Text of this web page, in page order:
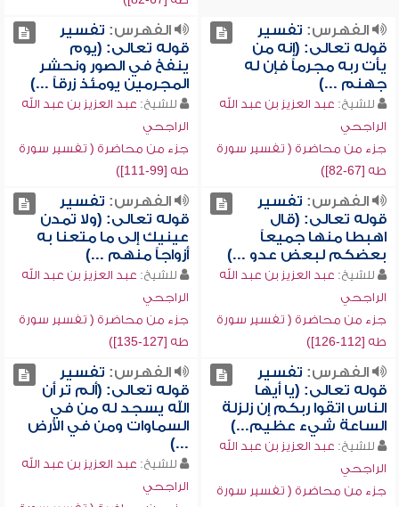
الفهرس: تفسير
قوله تعالى: (إنه من
يأت ربه مجرماً فإن له
جهنم ...)
للشيخ: عبد العزيز بن عبد الله
الراجحي
جزء من محاضرة ( تفسير سورة
طه [67-82])
الفهرس: تفسير
قوله تعالى: (يوم
ينفخ في الصور ونحشر
المجرمين يومئذ زرقاً ...)
للشيخ: عبد العزيز بن عبد الله
الراجحي
جزء من محاضرة ( تفسير سورة
طه [99-111])
الفهرس: تفسير
قوله تعالى: (قال
اهبطا منها جميعاً
بعضكم لبعض عدو ...)
للشيخ: عبد العزيز بن عبد الله
الراجحي
جزء من محاضرة ( تفسير سورة
طه [112-126])
الفهرس: تفسير
قوله تعالى: (ولا تمدن
عينيك إلى ما متعنا به
أزواجاً منهم ...)
للشيخ: عبد العزيز بن عبد الله
الراجحي
جزء من محاضرة ( تفسير سورة
طه [127-135])
الفهرس: تفسير
قوله تعالى: (يا أيها
الناس اتقوا ربكم إن زلزلة
الساعة شيء عظيم...)
للشيخ: عبد العزيز بن عبد الله
الراجحي
جزء من محاضرة ( تفسير سورة
الفهرس: تفسير
قوله تعالى: (ألم تر أن
الله يسجد له من في
السماوات ومن في الأرض
...)
للشيخ: عبد العزيز بن عبد الله
الراجحي